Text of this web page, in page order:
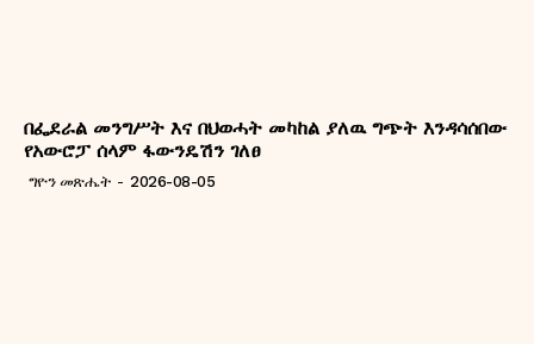
በፌደራል መንግሥት እና በህወሓት መካከል ያለዉ ግጭት እንዳሳሰበው
የአውሮፓ ሰላም ፋውንዴሽን ገለፀ
ግዮን መጽሔት - 2026-08-05